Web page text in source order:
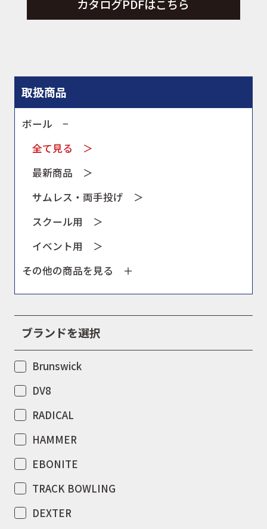
取扱商品
ボール −
全て見る ＞
最新商品 ＞
サムレス・両手投げ ＞
スクール用 ＞
イベント用 ＞
その他の商品を見る ＋
ブランドを選択
Brunswick
DV8
RADICAL
HAMMER
EBONITE
TRACK BOWLING
DEXTER
カタログPDFはこちら